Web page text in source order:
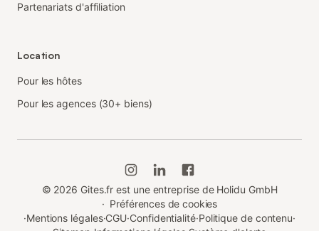
Partenariats d'affiliation
Location
Pour les hôtes
Pour les agences (30+ biens)
© 2026 Gites.fr est une entreprise de Holidu GmbH
· Préférences de cookies
·Mentions légales·CGU·Confidentialité·Politique de contenu·